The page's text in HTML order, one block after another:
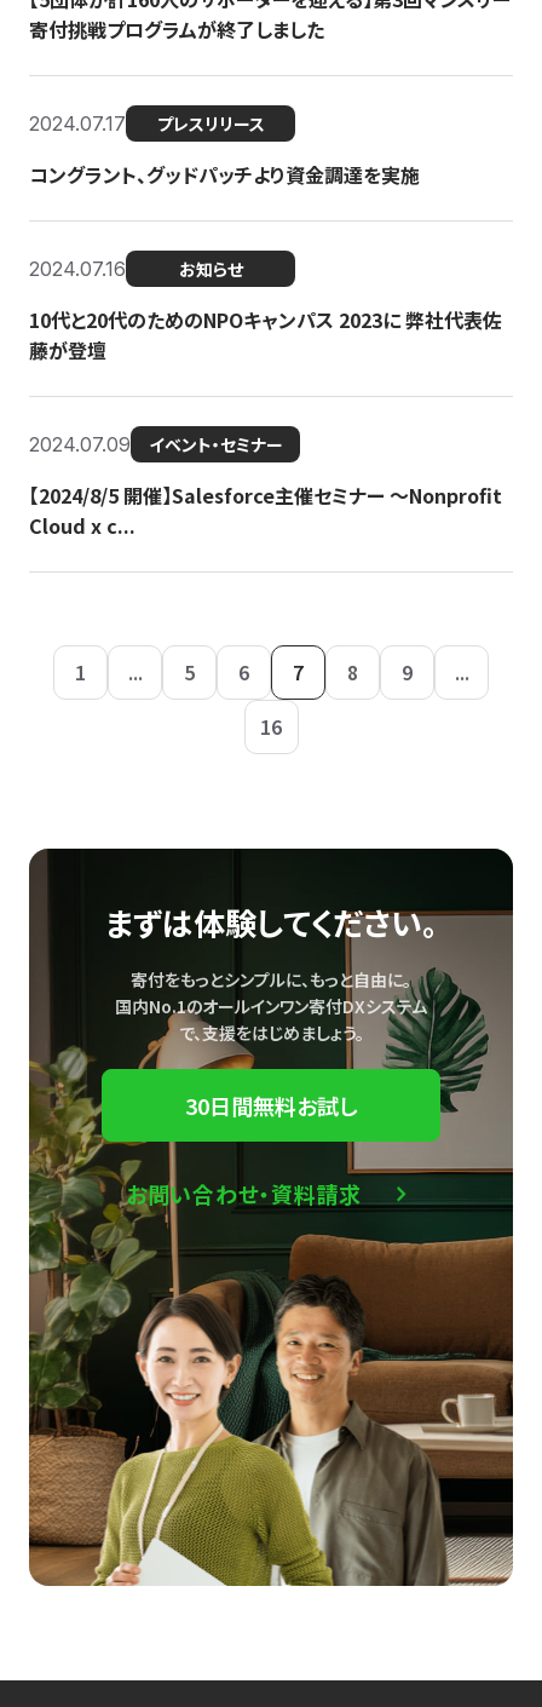
寄付挑戦プログラムが終了しました
2024.07.17 プレスリリース
コングラント、グッドパッチより資金調達を実施
2024.07.16 お知らせ
10代と20代のためのNPOキャンパス 2023に 弊社代表佐
藤が登壇
2024.07.09 イベント・セミナー
【2024/8/5 開催】Salesforce主催セミナー 〜Nonprofit
Cloud x c...
1 ... 5 6 7 8 9
...
16
まずは体験してください。
寄付をもっとシンプルに、もっと自由に。
国内No.1のオールインワン寄付DXシステム
で、支援をはじめましょう。
30日間無料お試し
お問い合わせ・資料請求